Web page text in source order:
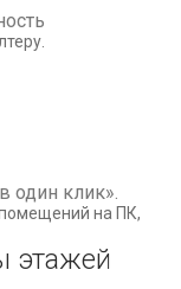
один клик».
на ПК,
этажей